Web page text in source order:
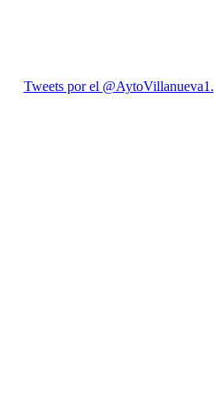
Tweets por el @AytoVillanueva1.